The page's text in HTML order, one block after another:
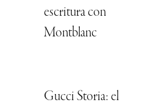
escritura con
Montblanc
Gucci Storia: el